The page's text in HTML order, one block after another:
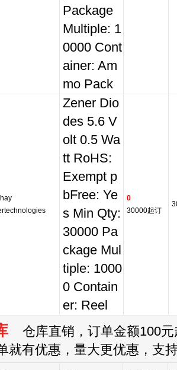
Package
Multiple: 1
0000 Cont
ainer: Am
mo Pack
Zener Dio
des 5.6 V
olt 0.5 Wa
tt RoHS:
Exempt p
bFree: Ye
s Min Qty:
30000 Pa
ckage Mul
tiple: 1000
0 Contain
er: Reel
0
30000起订
仓库直销，订单金额100元
就有优惠，量大更优惠，支